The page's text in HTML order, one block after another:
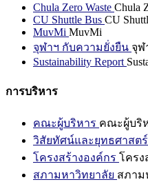
Chula Zero Waste Chula
CU Shuttle Bus CU
MuvMi MuvMi
จุฬาฯ กับความยั่งยืน จุฬ
Sustainability Report
การบริหาร
คณะผู้บริหาร คณะผู้บริ
วิสัยทัศน์และยุทธศาสตร์
โครงสร้างองค์กร โครง
สภามหาวิทยาลัย สภาม